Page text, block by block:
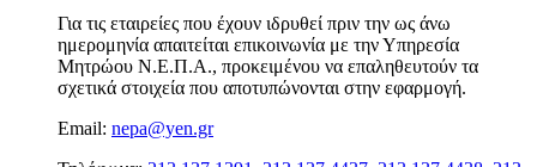
Για τις εταιρείες που έχουν ιδρυθεί πριν την ως άνω
ημερομηνία απαιτείται επικοινωνία με την Υπηρεσία
Μητρώου Ν.Ε.Π.Α., προκειμένου να επαληθευτούν τα
σχετικά στοιχεία που αποτυπώνονται στην εφαρμογή.
Email: nepa@yen.gr